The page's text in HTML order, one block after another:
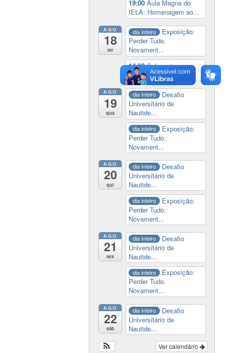
19:00Aula Magna do
IELA: Homenagem ao...
AGO
18
ter
dia inteiro
Exposição:
Perder Tudo.
Novament...
14:00Soberania
tecnológica e digital
AGO
19
qua
dia inteiro
Desafio
Universitário de
Nautide...
dia inteiro
Exposição:
Perder Tudo.
Novament...
AGO
20
qui
dia inteiro
Desafio
Universitário de
Nautide...
dia inteiro
Exposição:
Perder Tudo.
Novament...
AGO
21
sex
dia inteiro
Desafio
Universitário de
Nautide...
dia inteiro
Exposição:
Perder Tudo.
Novament...
AGO
22
sáb
dia inteiro
Desafio
Universitário de
Nautide...
Ver calendário